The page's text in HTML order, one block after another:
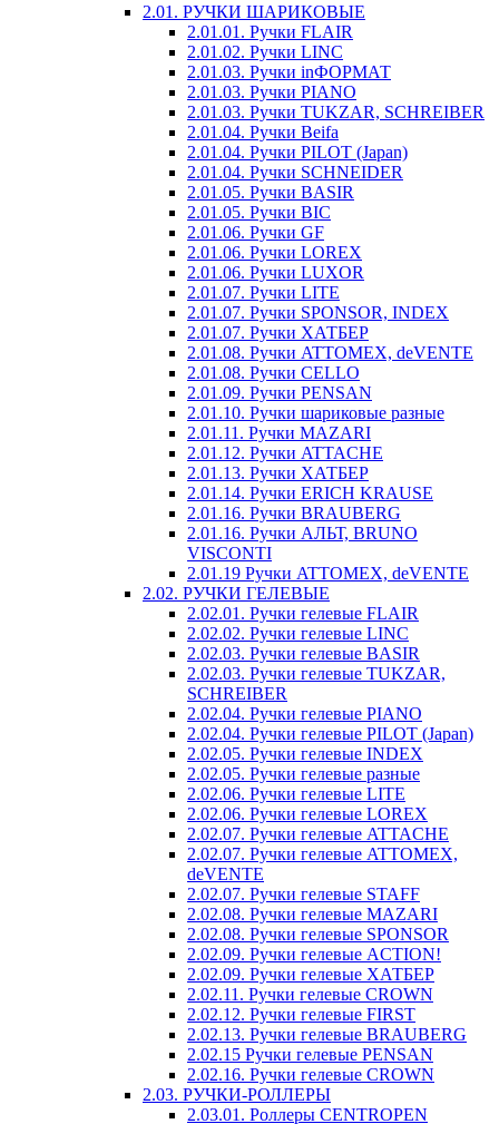
2.01. РУЧКИ ШАРИКОВЫЕ
2.01.01. Ручки FLAIR
2.01.02. Ручки LINC
2.01.03. Ручки inФОРМАТ
2.01.03. Ручки PIANO
2.01.03. Ручки TUKZAR, SCHREIBER
2.01.04. Ручки Beifa
2.01.04. Ручки PILOT (Japan)
2.01.04. Ручки SCHNEIDER
2.01.05. Ручки BASIR
2.01.05. Ручки BIC
2.01.06. Ручки GF
2.01.06. Ручки LOREX
2.01.06. Ручки LUXOR
2.01.07. Ручки LITE
2.01.07. Ручки SPONSOR, INDEX
2.01.07. Ручки ХАТБЕР
2.01.08. Ручки ATTOMEX, deVENTE
2.01.08. Ручки CELLO
2.01.09. Ручки PENSAN
2.01.10. Ручки шариковые разные
2.01.11. Ручки MAZARI
2.01.12. Ручки ATTACHE
2.01.13. Ручки ХАТБЕР
2.01.14. Ручки ERICH KRAUSE
2.01.16. Ручки BRAUBERG
2.01.16. Ручки АЛЬТ, BRUNO
VISCONTI
2.01.19 Ручки ATTOMEX, deVENTE
2.02. РУЧКИ ГЕЛЕВЫЕ
2.02.01. Ручки гелевые FLAIR
2.02.02. Ручки гелевые LINC
2.02.03. Ручки гелевые BASIR
2.02.03. Ручки гелевые TUKZAR,
SCHREIBER
2.02.04. Ручки гелевые PIANO
2.02.04. Ручки гелевые PILOT (Japan)
2.02.05. Ручки гелевые INDEX
2.02.05. Ручки гелевые разные
2.02.06. Ручки гелевые LITE
2.02.06. Ручки гелевые LOREX
2.02.07. Ручки гелевые ATTACHE
2.02.07. Ручки гелевые ATTOMEX,
deVENTE
2.02.07. Ручки гелевые STAFF
2.02.08. Ручки гелевые MAZARI
2.02.08. Ручки гелевые SPONSOR
2.02.09. Ручки гелевые ACTION!
2.02.09. Ручки гелевые ХАТБЕР
2.02.11. Ручки гелевые CROWN
2.02.12. Ручки гелевые FIRST
2.02.13. Ручки гелевые BRAUBERG
2.02.15 Ручки гелевые PENSAN
2.02.16. Ручки гелевые CROWN
2.03. РУЧКИ-РОЛЛЕРЫ
2.03.01. Роллеры CENTROPEN